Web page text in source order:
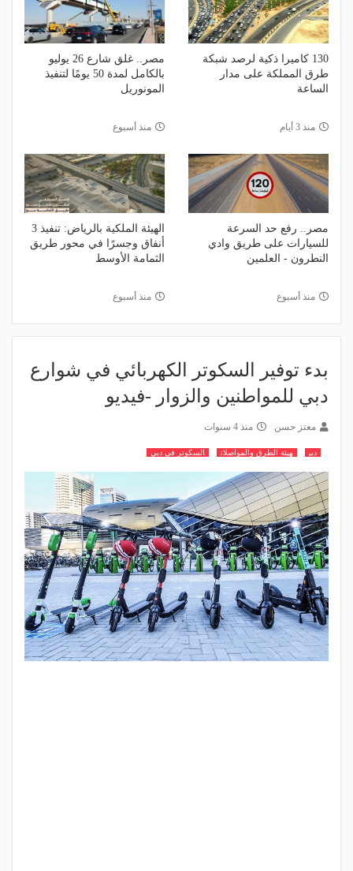
130 كاميرا ذكية لرصد شبكة
طرق المملكة على مدار
الساعة
منذ 3 أيام
مصر.. غلق شارع 26 يوليو
بالكامل لمدة 50 يومًا لتنفيذ
المونوريل
منذ أسبوع
مصر.. رفع حد السرعة
للسيارات على طريق وادي
النطرون - العلمين
منذ أسبوع
الهيئة الملكية بالرياض: تنفيذ 3
أنفاق وجسرًا في محور طريق
الثمامة الأوسط
منذ أسبوع
بدء توفير السكوتر الكهربائي في شوارع
دبي للمواطنين والزوار -فيديو
معتز حسن منذ 4 سنوات
دبي هيئة الطرق والمواصلات السكوتر في دبي